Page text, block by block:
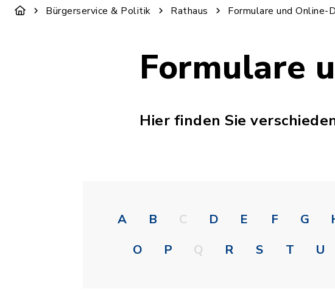
Bürgerservice & Politik Rathaus Formulare und Online-
Formulare
Hier finden Sie
A B C D E F G
O
P Q R S T U